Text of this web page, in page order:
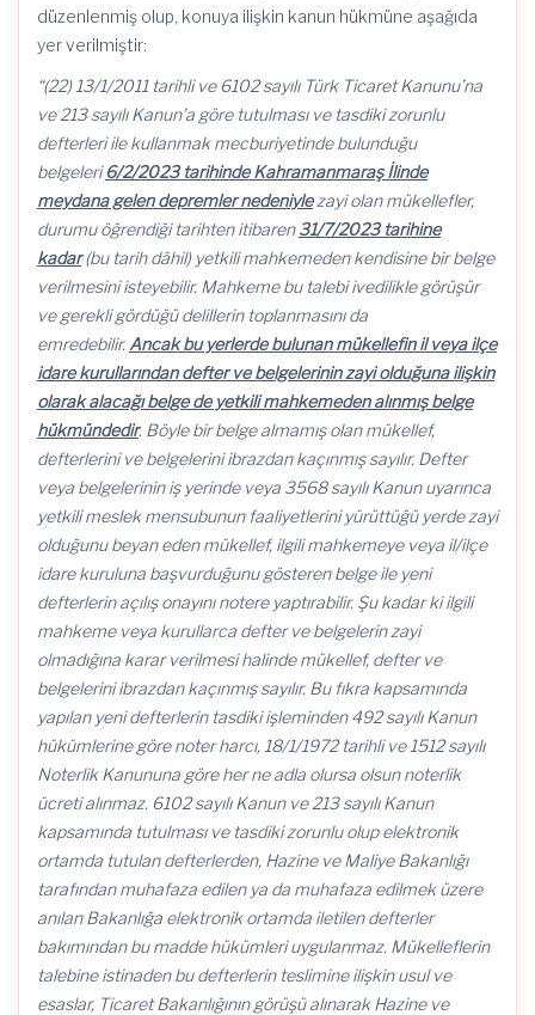
düzenlenmiş olup, konuya ilişkin kanun hükmüne aşağıda
yer verilmiştir:
“(22) 13/1/2011 tarihli ve 6102 sayılı Türk Ticaret Kanunu’na
ve 213 sayılı Kanun’a göre tutulması ve tasdiki zorunlu
defterleri ile kullanmak mecburiyetinde bulunduğu
belgeleri6/2/2023 tarihinde Kahramanmaraş İlinde
meydana gelen depremler nedeniylezayi olan mükellefler,
durumu öğrendiği tarihten itibaren31/7/2023 tarihine
kadar(bu tarih dâhil) yetkili mahkemeden kendisine bir belge
verilmesini isteyebilir. Mahkeme bu talebi ivedilikle görüşür
ve gerekli gördüğü delillerin toplanmasını da
emredebilir. Ancak bu yerlerde bulunan mükellefin il veya ilçe
idare kurullarından defter ve belgelerinin zayi olduğuna ilişkin
olarak alacağı belge de yetkili mahkemeden alınmış belge
hükmündedir. Böyle bir belge almamış olan mükellef,
defterlerini ve belgelerini ibrazdan kaçınmış sayılır. Defter
veya belgelerinin iş yerinde veya 3568 sayılı Kanun uyarınca
yetkili meslek mensubunun faaliyetlerini yürüttüğü yerde zayi
olduğunu beyan eden mükellef, ilgili mahkemeye veya il/ilçe
idare kuruluna başvurduğunu gösteren belge ile yeni
defterlerin açılış onayını notere yaptırabilir. Şu kadar ki ilgili
mahkeme veya kurullarca defter ve belgelerin zayi
olmadığına karar verilmesi halinde mükellef, defter ve
belgelerini ibrazdan kaçınmış sayılır. Bu fıkra kapsamında
yapılan yeni defterlerin tasdiki işleminden 492 sayılı Kanun
hükümlerine göre noter harcı, 18/1/1972 tarihli ve 1512 sayılı
Noterlik Kanununa göre her ne adla olursa olsun noterlik
ücreti alınmaz. 6102 sayılı Kanun ve 213 sayılı Kanun
kapsamında tutulması ve tasdiki zorunlu olup elektronik
ortamda tutulan defterlerden, Hazine ve Maliye Bakanlığı
tarafından muhafaza edilen ya da muhafaza edilmek üzere
anılan Bakanlığa elektronik ortamda iletilen defterler
bakımından bu madde hükümleri uygulanmaz. Mükelleflerin
talebine istinaden bu defterlerin teslimine ilişkin usul ve
esaslar, Ticaret Bakanlığının görüşü alınarak Hazine ve